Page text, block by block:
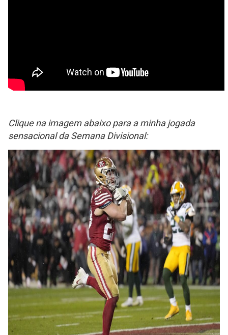
Clique na imagem abaixo para a minha jogada
sensacional da Semana Divisional: